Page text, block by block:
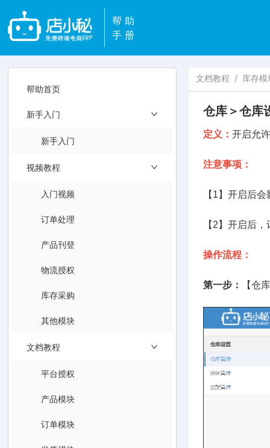
帮助
手册
帮助首页
新手入门
新手入门
视频教程
入门视频
订单处理
产品刊登
物流授权
库存采购
其他模块
文档教程
平台授权
产品模块
订单模块
文档教程 / 库存模
仓库＞仓库
定义： 开启允
注意事项：
【1】开启后
【2】开启后
操作流程：
第一步： 【仓